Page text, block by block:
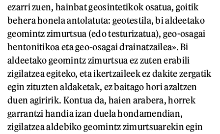
ezarri zuen, hainbat geosintetikok osatua, goitik
behera honela antolatuta: geotestila, bi aldeetako
geomintz zimurtsua (edo testurizatua), geo-osagai
bentonitikoa eta geo-osagai drainatzailea». Bi
aldeetako geomintz zimurtsua ez zuten erabili
zigilatzea egiteko, eta ikertzaileek ez dakite zergatik
egin zituzten aldaketak, ez baitago hori azaltzen
duen agiririk. Kontua da, haien arabera, horrek
garrantzi handia izan duela hondamendian,
zigilatzea aldebiko geomintz zimurtsuarekin egin